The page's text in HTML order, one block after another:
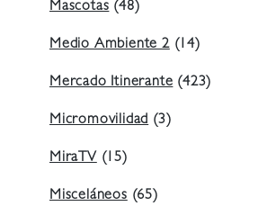
Mascotas(48)
Medio Ambiente 2(14)
Mercado Itinerante(423)
Micromovilidad(3)
MiraTV(15)
Misceláneos(65)